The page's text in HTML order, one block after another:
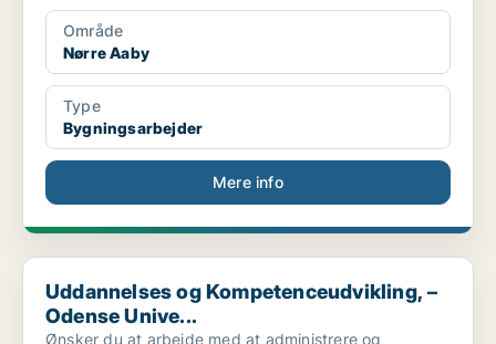
Område
Nørre Aaby
Type
Bygningsarbejder
Mere info
Uddannelses og Kompetenceudvikling, – Odense Unive...
Uddannelses og Kompetenceudvikling, –
Odense Unive...
Ønsker du at arbejde med at administrere og